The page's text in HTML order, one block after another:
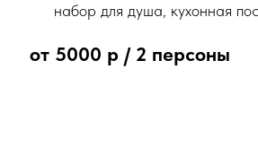
набор для душа, кухонная
от 5000 р / 2 персоны